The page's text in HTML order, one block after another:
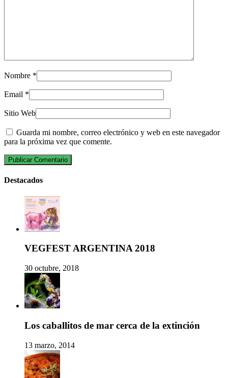
Nombre *
Email *
Sitio Web
Guarda mi nombre, correo electrónico y web en este navegador
para la próxima vez que comente.
Destacados
VEGFEST ARGENTINA 2018
30 octubre, 2018
Los caballitos de mar cerca de la extinción
13 marzo, 2014